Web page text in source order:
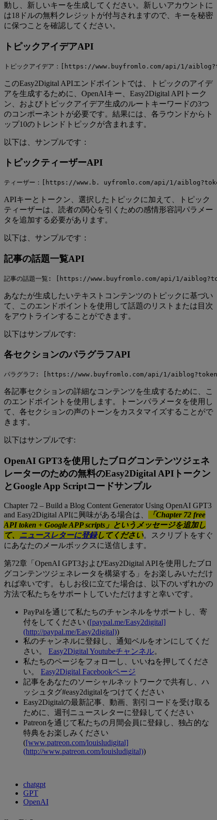
動し、新しいキーを生成してください。新しいアカウントに
は18ドルの無料クレジットが付与されますので、キーを秘密
に保つことを確認してください。
トピックアイデアAPI
トピックアイデア：[https://www.buyfromlo.com/api/1/
このEasy2Digital APIエンドポイントでは、トピックのアイデ
アを生成するために、OpenAIキー、Easy2Digital APIトーク
ン、およびトピックアイデア生成のルートキーワードの3つ
のコンポーネントが必要です。結果には、各ラウンドからト
ップ10のトレンドトピックが含まれます。
以下は、サンプルです：
トピックティーザーAPI
ティーザー：[https://www.b. uyfromlo.com/api/1/
APIキーとトークン、選択したトピックに加えて、トピック
ティーザーは、読者の関心を引くための感情形容詞パラメー
タを追加する必要があります。
以下は、サンプルです：
記事の話題一覧API
記事の話題一覧: [https://www.buyfromlo.com/api/1/
あなたが生成したいテキストコンテンツのトピックに基づい
て、このエンドポイントを使用して話題のリストまたは目次
をアウトラインすることができます。
以下はサンプルです:
各セクションのパラグラフAPI
パラグラフ: [https://www.buyfromlo.com/api/1/
各記事セクションの詳細なコンテンツを生成するために、こ
のエンドポイントを使用します。トーンパラメータを使用し
て、各セクションの声のトーンをカスタマイズすることがで
きます。
以下はサンプルです:
OpenAI GPT3を使用したブログコンテンツジェネ
レーターのための無料のEasy2Digital APIトークン
とGoogle App Scriptコードサンプル
Chapter 72 – Build a Blog Content Generator Using OpenAI GPT3
and Easy2Digital APIに興味がある場合は、
「Chapter 72 free
API token + Google APP scripts」というメッセージを追加し
て、 ニュースレターに登録してください。スクリプトをすぐ
にあなたのメールボックスに送信します。
第72章「OpenAI GPT3およびEasy2Digital APIを使用したブロ
グコンテンツジェネレータを構築する」をお楽しみいただけ
れば幸いです。もしお役に立てた場合は、以下のいずれかの
方法で私たちをサポートしていただけますと幸いです。
PayPalを通じて私たちのチャンネルをサポートし、寄
付をしてください ([paypal.me/Easy2digital]
(http://paypal.me/Easy2digital))
私のチャンネルに登録し、通知ベルをオンにしてくだ
さい。 Easy2Digital Youtubeチャンネル。
私たちのページをフォローし、いいねを押してくださ
い。 Easy2Digital Facebookページ
記事をあなたのソーシャルネットワークで共有し、ハ
ッシュタグ#easy2digitalをつけてください
Easy2Digitalの最新記事、動画、割引コードを受け取る
ために、週刊ニュースレターに登録してください
Patreonを通じて私たちの月間会員に登録し、独占的な
特典をお楽しみください
([www.patreon.com/louisludigital]
(http://www.patreon.com/louisludigital))
chatgpt
GPT
OpenAI